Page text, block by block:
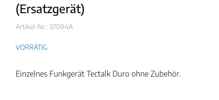
(Ersatzgerät)
Artikel-Nr.: 37084A
VORRÄTIG
Einzelnes Funkgerät Tectalk Duro ohne Zubehör.